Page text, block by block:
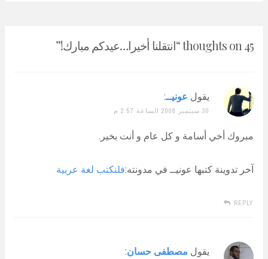
45 thoughts on “ انتقلنا أخيرا…عيدكم مبارك!”
يقول عونيــ:
30 سبتمبر 2008 الساعة 2:57 م
مبروك أخي أسامة و كل عام و أنت بخير.
آخر تدوينة كتبها عونيــ في مدونته:فلنكتب لغة عربية
REPLY
يقول مصطفى حسان: